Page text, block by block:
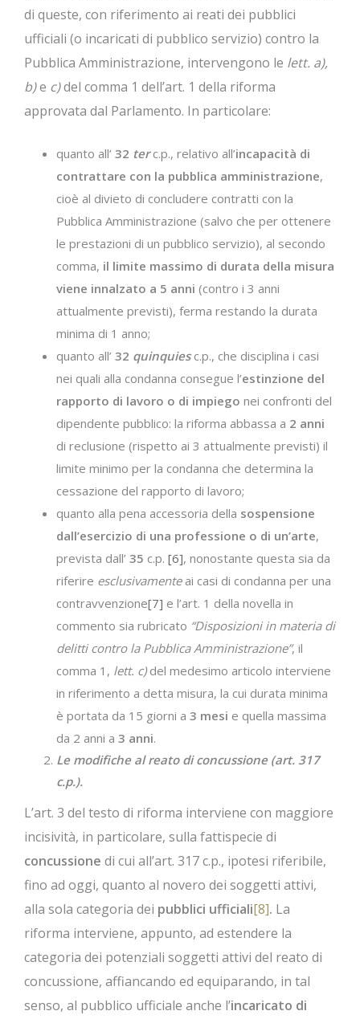
di queste, con riferimento ai reati dei pubblici
ufficiali (o incaricati di pubblico servizio) contro la
Pubblica Amministrazione, intervengono le lett. a),
b)e c)del comma 1 dell’art. 1 della riforma
approvata dal Parlamento. In particolare:
quanto all’ 32 ter c.p., relativo all’incapacità di
contrattare con la pubblica amministrazione,
cioè al divieto di concludere contratti con la
Pubblica Amministrazione (salvo che per ottenere
le prestazioni di un pubblico servizio), al secondo
comma, il limite massimo di durata della misura
viene innalzato a 5 anni (contro i 3 anni
attualmente previsti), ferma restando la durata
minima di 1 anno;
quanto all’ 32 quinquies c.p., che disciplina i casi
nei quali alla condanna consegue l’estinzione del
rapporto di lavoro o di impiego nei confronti del
dipendente pubblico: la riforma abbassa a 2 anni
di reclusione (rispetto ai 3 attualmente previsti) il
limite minimo per la condanna che determina la
cessazione del rapporto di lavoro;
quanto alla pena accessoria della sospensione
dall’esercizio di una professione o di un’arte,
prevista dall’ 35 c.p. [6], nonostante questa sia da
riferire esclusivamenteai casi di condanna per una
contravvenzione[7] e l’art. 1 della novella in
commento sia rubricato “Disposizioni in materia di
delitti contro la Pubblica Amministrazione”, il
comma 1, lett. c)del medesimo articolo interviene
in riferimento a detta misura, la cui durata minima
è portata da 15 giorni a 3 mesi e quella massima
da 2 anni a 3 anni.
Le modifiche al reato di concussione (art. 317
c.p.).
L’art. 3 del testo di riforma interviene con maggiore
incisività, in particolare, sulla fattispecie di
concussione di cui all’art. 317 c.p., ipotesi riferibile,
fino ad oggi, quanto al novero dei soggetti attivi,
alla sola categoria dei pubblici ufficiali[8]. La
riforma interviene, appunto, ad estendere la
categoria dei potenziali soggetti attivi del reato di
concussione, affiancando ed equiparando, in tal
senso, al pubblico ufficiale anche l’incaricato di